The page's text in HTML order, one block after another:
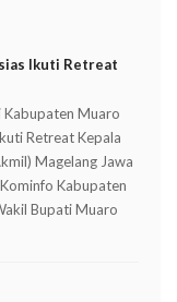
Ikuti Retreat
Kabupaten Muaro
Retreat Kepala
Magelang Jawa
Kabupaten
Bupati Muaro